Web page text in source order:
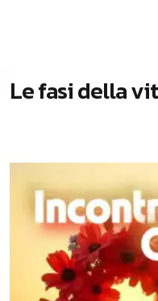
Lefasidellavit